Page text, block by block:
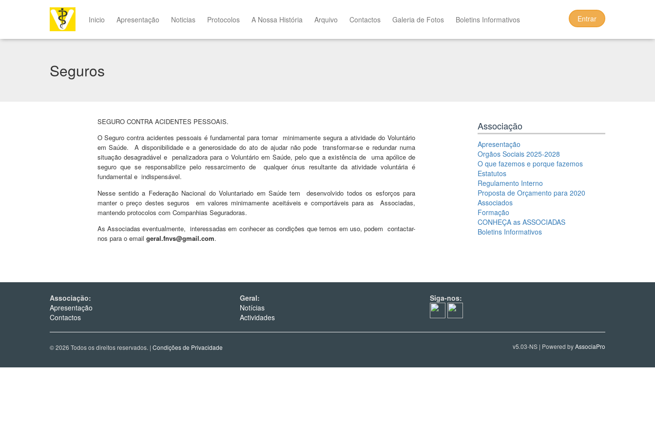
Inicio Apresentação Noticias Protocolos A Nossa História Arquivo Contactos Galeria de Fotos Boletins Informativos Entrar
Seguros
SEGURO CONTRA ACIDENTES PESSOAIS.
O Seguro contra acidentes pessoais é fundamental para tornar minimamente segura a atividade do Voluntário
em Saúde.
A disponibilidade e a generosidade do ato de ajudar não pode
transformar-se e redundar numa
situação desagradável e penalizadora para o Voluntário em Saúde, pelo que a existência de uma apólice de
seguro que se responsabilize pelo ressarcimento de
qualquer ónus resultante da atividade voluntária é
fundamental e indispensável.
Nesse sentido a Federação Nacional do Voluntariado em Saúde tem
desenvolvido todos os esforços para
manter o preço destes seguros
em valores minimamente aceitáveis e comportáveis para as
Associadas,
mantendo protocolos com Companhias Seguradoras.
As Associadas eventualmente, interessadas em conhecer as condições que temos em uso, podem contactar-
nos para o email geral.fnvs@gmail.com.
Associação
Apresentação
Orgãos Sociais 2025-2028
O que fazemos e porque fazemos
Estatutos
Regulamento Interno
Proposta de Orçamento para 2020
Associados
Formação
CONHEÇA as ASSOCIADAS
Boletins Informativos
Associação:
Apresentação
Contactos
Geral:
Notícias
Actividades
Siga-nos:
© 2026 Todos os direitos reservados. | Condições de Privacidade v5.03-NS | Powered byAssociaPro